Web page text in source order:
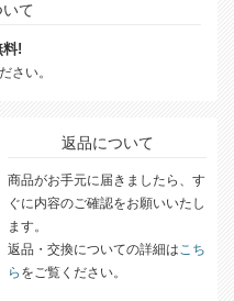
て
料!
さい。
返品について
商品がお手元に届きましたら、す
ぐに内容のご確認をお願いいたし
ます。
返品・交換についての詳細はこち
ら をご覧ください。